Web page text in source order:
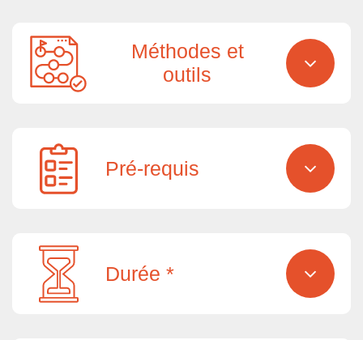
Méthodes et
outils
Pré-requis
Durée *